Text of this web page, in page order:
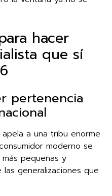
hacer
que sí
pertenencia
a una tribu enorme
moderno se
pequeñas y
generalizaciones que